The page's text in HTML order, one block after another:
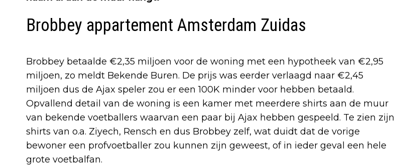
Brobbey appartement Amsterdam Zuidas
Brobbey betaalde €2,35 miljoen voor de woning met een hypotheek van €2,95
miljoen, zo meldt Bekende Buren. De prijs was eerder verlaagd naar €2,45
miljoen dus de Ajax speler zou er een 100K minder voor hebben betaald.
Opvallend detail van de woning is een kamer met meerdere shirts aan de muur
van bekende voetballers waarvan een paar bij Ajax hebben gespeeld. Te zien zijn
shirts van o.a. Ziyech, Rensch en dus Brobbey zelf, wat duidt dat de vorige
bewoner een profvoetballer zou kunnen zijn geweest, of in ieder geval een hele
grote voetbalfan.